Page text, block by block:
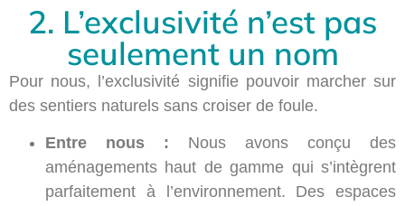
2. L’exclusivité n’est pas
seulement un nom
Pour nous, l’exclusivité signifie pouvoir marcher sur
des sentiers naturels sans croiser de foule.
Entre nous : Nous avons conçu des
aménagements haut de gamme qui s’intègrent
parfaitement à l’environnement. Des espaces